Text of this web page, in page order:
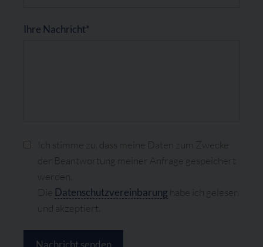
Ihre Nachricht*
Ich stimme zu, dass meine Daten zum Zwecke
der Beantwortung meiner Anfrage gespeichert
werden.
Die Datenschutzvereinbarung habe ich gelesen
und akzeptiert.
Nachricht senden